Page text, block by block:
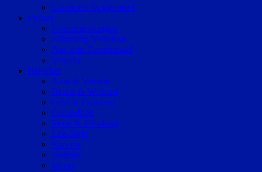
Landkreis Deggendorf
Polizei
Polizeimeldungen
Fahndung/Vermisste
Aus dem Gerichtssaal
Verkehr
Ratgeber
Auto & Verkehr
Bauen & Wohnen
Geld & Finanzen
Gesundheit
Reise & Erholung
Life-Style
Karriere
Technik
Wetter